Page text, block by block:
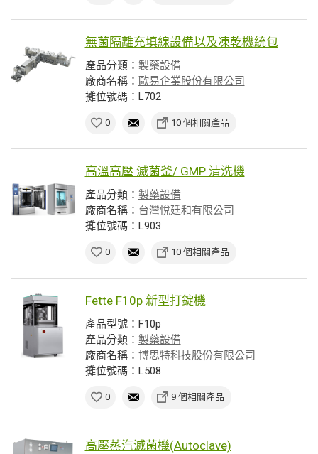
無菌隔離充填線設備以及凍乾機統包
產品分類： 製藥設備
廠商名稱： 歐易企業股份有限公司
攤位號碼：L702
0 10 個相關產品
高溫高壓 滅菌釜/ GMP 清洗機
產品分類： 製藥設備
廠商名稱： 台灣悅廷和有限公司
攤位號碼：L903
0 10 個相關產品
Fette F10p 新型打錠機
產品型號：F10p
產品分類： 製藥設備
廠商名稱： 博思特科技股份有限公司
攤位號碼：L508
0 9 個相關產品
高壓蒸汽滅菌機(Autoclave)